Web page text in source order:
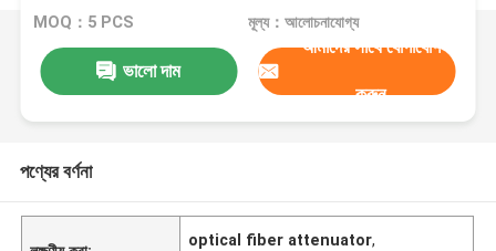
MOQ：5 PCS মূল্য：আলোচনাযোগ্য
ভালো দাম
আমাদের সাথে যোগাযোগ
করুন
পণ্যের বর্ণনা
optical fiber attenuator,